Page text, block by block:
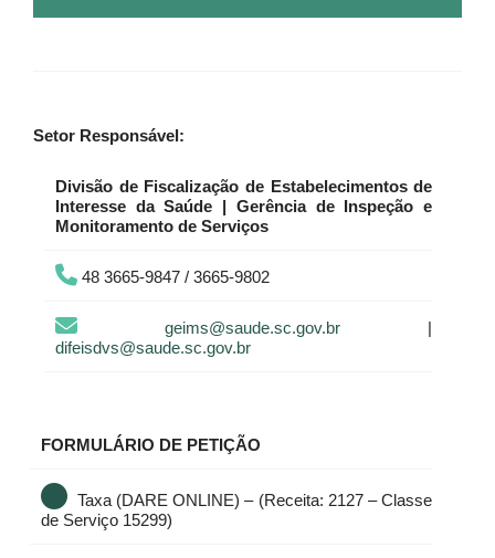
Setor Responsável:
Divisão de Fiscalização de Estabelecimentos de
Interesse da Saúde | Gerência de Inspeção e
Monitoramento de Serviços
48 3665-9847 / 3665-9802
geims@saude.sc.gov.br |
difeisdvs@saude.sc.gov.br
FORMULÁRIO DE PETIÇÃO
Taxa (DARE ONLINE) – (Receita: 2127 – Classe
de Serviço 15299)